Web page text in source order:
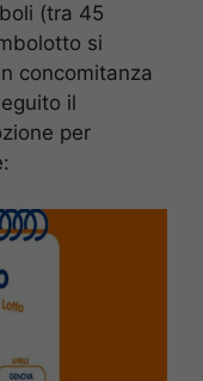
(tra 45
si
concomitanza
il
per